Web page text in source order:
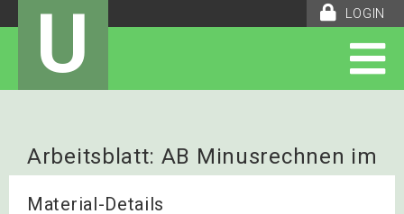
LOGIN
U
Arbeitsblatt: AB Minusrechnen im
Hunderter
Material-Details